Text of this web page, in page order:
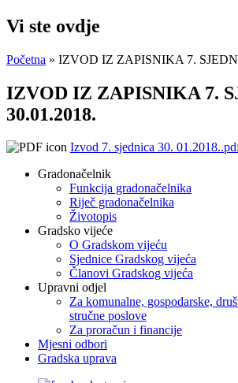
Vi ste ovdje
Početna » IZVOD IZ ZAPISNIKA 7.
IZVOD IZ ZAPISNIKA 7.
30.01.2018.
Izvod 7. sjednica 30.
Gradonačelnik
Funkcija gradonačelnika
Riječ gradonačelnika
Životopis
Gradsko vijeće
O Gradskom vijeću
Sjednice Gradskog vijeća
Članovi Gradskog vijeća
Upravni odjel
Za komunalne, gospodarske,
stručne poslove
Za proračun i financije
Mjesni odbori
Gradska uprava